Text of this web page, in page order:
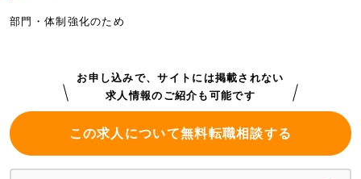
部門・体制強化のため
お申し込みで、サイトには掲載されない
求人情報のご紹介も可能です
この求人について無料転職相談する